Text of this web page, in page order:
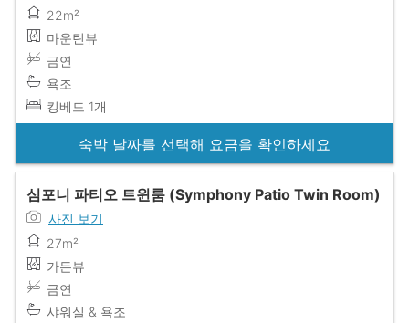
22m²
마운틴뷰
금연
욕조
킹베드 1개
숙박 날짜를 선택해 요금을 확인하세요
심포니 파티오 트윈룸 (Symphony Patio Twin Room)
사진 보기
27m²
가든뷰
금연
샤워실 & 욕조